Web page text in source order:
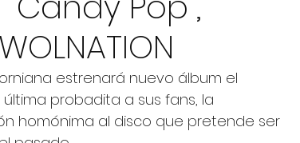
estrenará nuevo álbum el
probadita a sus fans, la
homónima al disco que pretende ser